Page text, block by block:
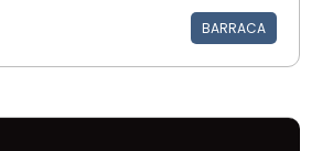
BARRACA